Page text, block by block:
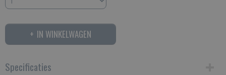
IN WINKELWAGEN
Specificaties